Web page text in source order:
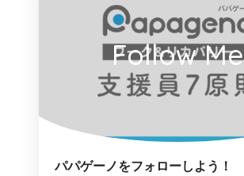
Follow Me
パパゲーノをフォローしよう！